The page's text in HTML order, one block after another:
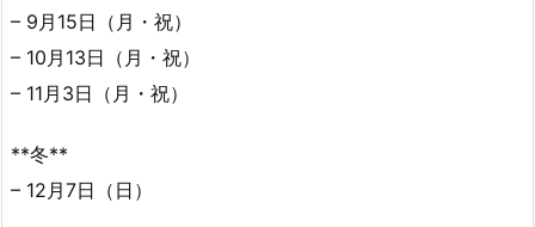
– 9月15日（月・祝）
– 10月13日（月・祝）
– 11月3日（月・祝）
**冬**
– 12月7日（日）